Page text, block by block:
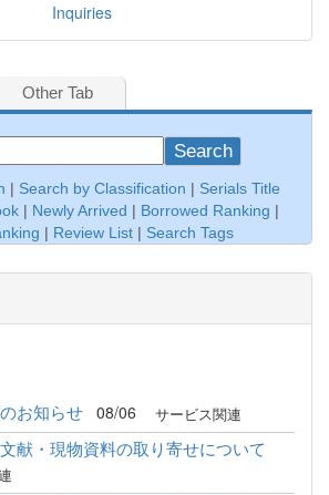
Inquiries
Other Tab
Search
| Search by Classification | Serials Title
| Newly Arrived | Borrowed Ranking |
| Review List | Search Tags
お知らせ 08/06 サービス関連
献・現物資料の取り寄せについて